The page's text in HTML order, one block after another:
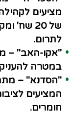
מציעים
של 20
לתרום.
"אקו-האב" –
במטרה
"הסדנא" –
המציעים
חומרים.